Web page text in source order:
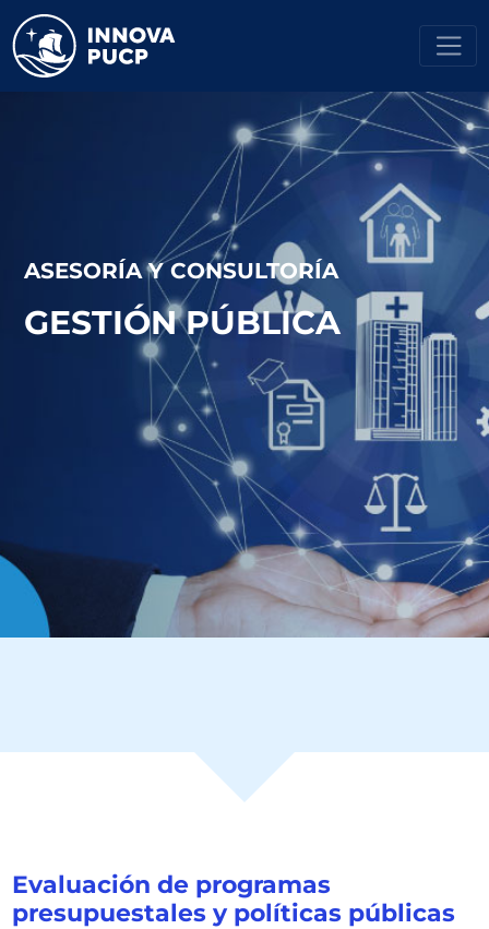
ASESORÍA Y CONSULTORÍA
GESTIÓN PÚBLICA
Evaluación de programas
presupuestales y políticas públicas